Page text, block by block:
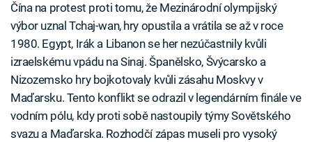
Čína na protest proti tomu, že Mezinárodní olympijský
výbor uznal Tchaj-wan, hry opustila a vrátila se až v roce
1980. Egypt, Irák a Libanon se her nezúčastnily kvůli
izraelskému vpádu na Sinaj. Španělsko, Švýcarsko a
Nizozemsko hry bojkotovaly kvůli zásahu Moskvy v
Maďarsku. Tento konflikt se odrazil v legendárním finále ve
vodním pólu, kdy proti sobě nastoupily týmy Sovětského
svazu a Maďarska. Rozhodčí zápas museli pro vysoký